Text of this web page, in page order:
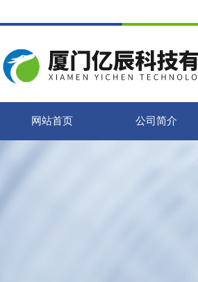
网站首页 公司简介